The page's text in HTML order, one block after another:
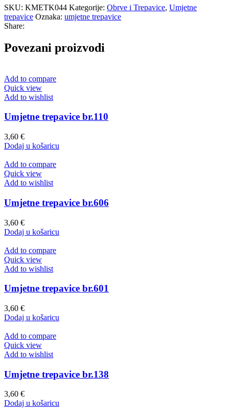
SKU: KMETK044 Kategorije: Obrve i Trepavice, Umjetne
trepavice Oznaka: umjetne trepavice
Share:
Povezani proizvodi
Add to compare
Quick view
Add to wishlist
Umjetne trepavice br.110
3,60 €
Dodaj u košaricu
Add to compare
Quick view
Add to wishlist
Umjetne trepavice br.606
3,60 €
Dodaj u košaricu
Add to compare
Quick view
Add to wishlist
Umjetne trepavice br.601
3,60 €
Dodaj u košaricu
Add to compare
Quick view
Add to wishlist
Umjetne trepavice br.138
3,60 €
Dodaj u košaricu